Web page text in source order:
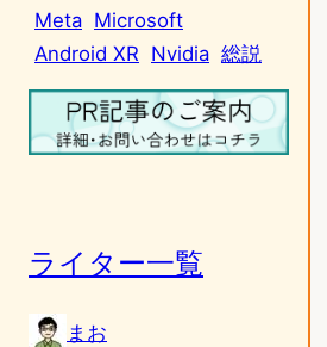
Meta Microsoft
Android XR Nvidia 総説
ライター一覧
まお